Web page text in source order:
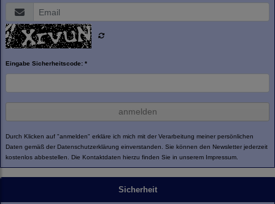
Eingabe Sicherheitscode: *
anmelden
Durch Klicken auf "anmelden" erkläre ich mich mit der Verarbeitung meiner persönlichen
Daten gemäß der Datenschutzerklärung einverstanden. Sie können den Newsletter jederzeit
kostenlos abbestellen. Die Kontaktdaten hierzu finden Sie in unserem Impressum.
Sicherheit